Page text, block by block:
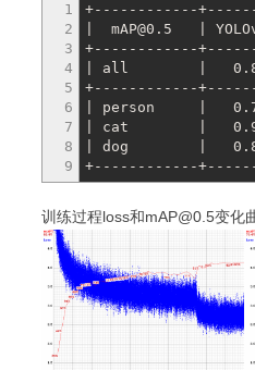
1
2
3
4
5
6
7
8
9
+------------
| mAP@0.5 |
+------------
| all |
+------------
|
| cat |
| dog |
+------------
训练过程loss和mAP@0.5变化